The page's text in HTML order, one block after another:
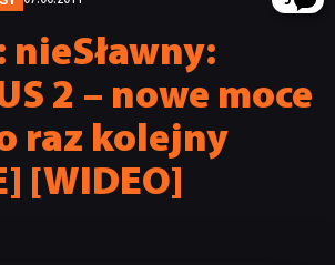
nieSławny:
2 – nowe moce
raz kolejny
[WIDEO]